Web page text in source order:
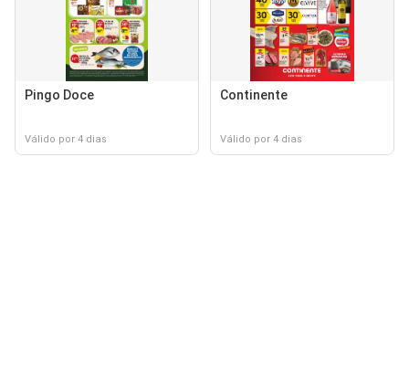
Pingo Doce
Válido por 4 dias
Continente
Válido por 4 dias